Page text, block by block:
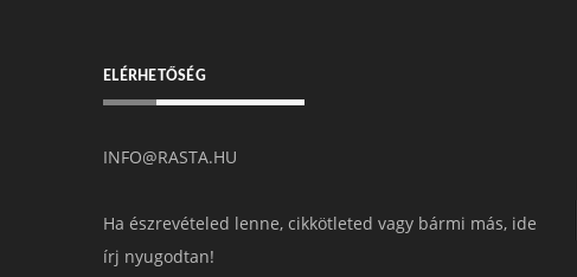
ELÉRHETŐSÉG
INFO@RASTA.HU
Ha észrevételed lenne, cikkötleted vagy bármi más, ide
írj nyugodtan!